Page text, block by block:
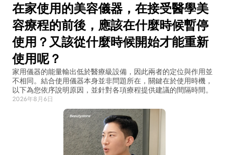
在家使用的美容儀器，在接受醫學美
容療程的前後，應該在什麼時候暫停
使用？又該從什麼時候開始才能重新
使用呢？
家用儀器的能量輸出低於醫療級設備，因此兩者的定位與作用並
不相同。結合使用儀器本身並非問題所在，關鍵在於使用時機，
以下為您依序說明原因，並針對各項療程提供建議的間隔時間。
2026年8月6日